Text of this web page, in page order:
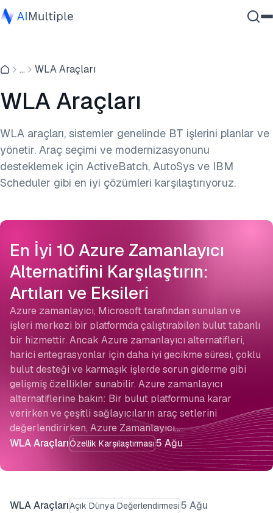
Siber güvenlik
Kurumsal Yazılım
Bize Ulaşın
... WLA Araçları
WLA Araçları
WLA araçları, sistemler genelinde BT işlerini planlar ve
yönetir. Araç seçimi ve modernizasyonunu
desteklemek için ActiveBatch, AutoSys ve IBM
Scheduler gibi en iyi çözümleri karşılaştırıyoruz.
En İyi 10 Azure Zamanlayıcı
Alternatifini Karşılaştırın:
Artıları ve Eksileri
WLA AraçlarıÖzellik Karşılaştırması5 Ağu
Azure zamanlayıcı, Microsoft tarafından sunulan ve
işleri merkezi bir platformda çalıştırabilen bulut tabanlı
bir hizmettir. Ancak Azure zamanlayıcı alternatifleri,
harici entegrasyonlar için daha iyi gecikme süresi, çoklu
bulut desteği ve karmaşık işlerde sorun giderme gibi
gelişmiş özellikler sunabilir. Azure zamanlayıcı
alternatiflerine bakın: Bir bulut platformuna karar
verirken ve çeşitli sağlayıcıların araç setlerini
değerlendirirken, Azure Zamanlayıcı…
WLA AraçlarıAçık Dünya Değerlendirmesi5 Ağu